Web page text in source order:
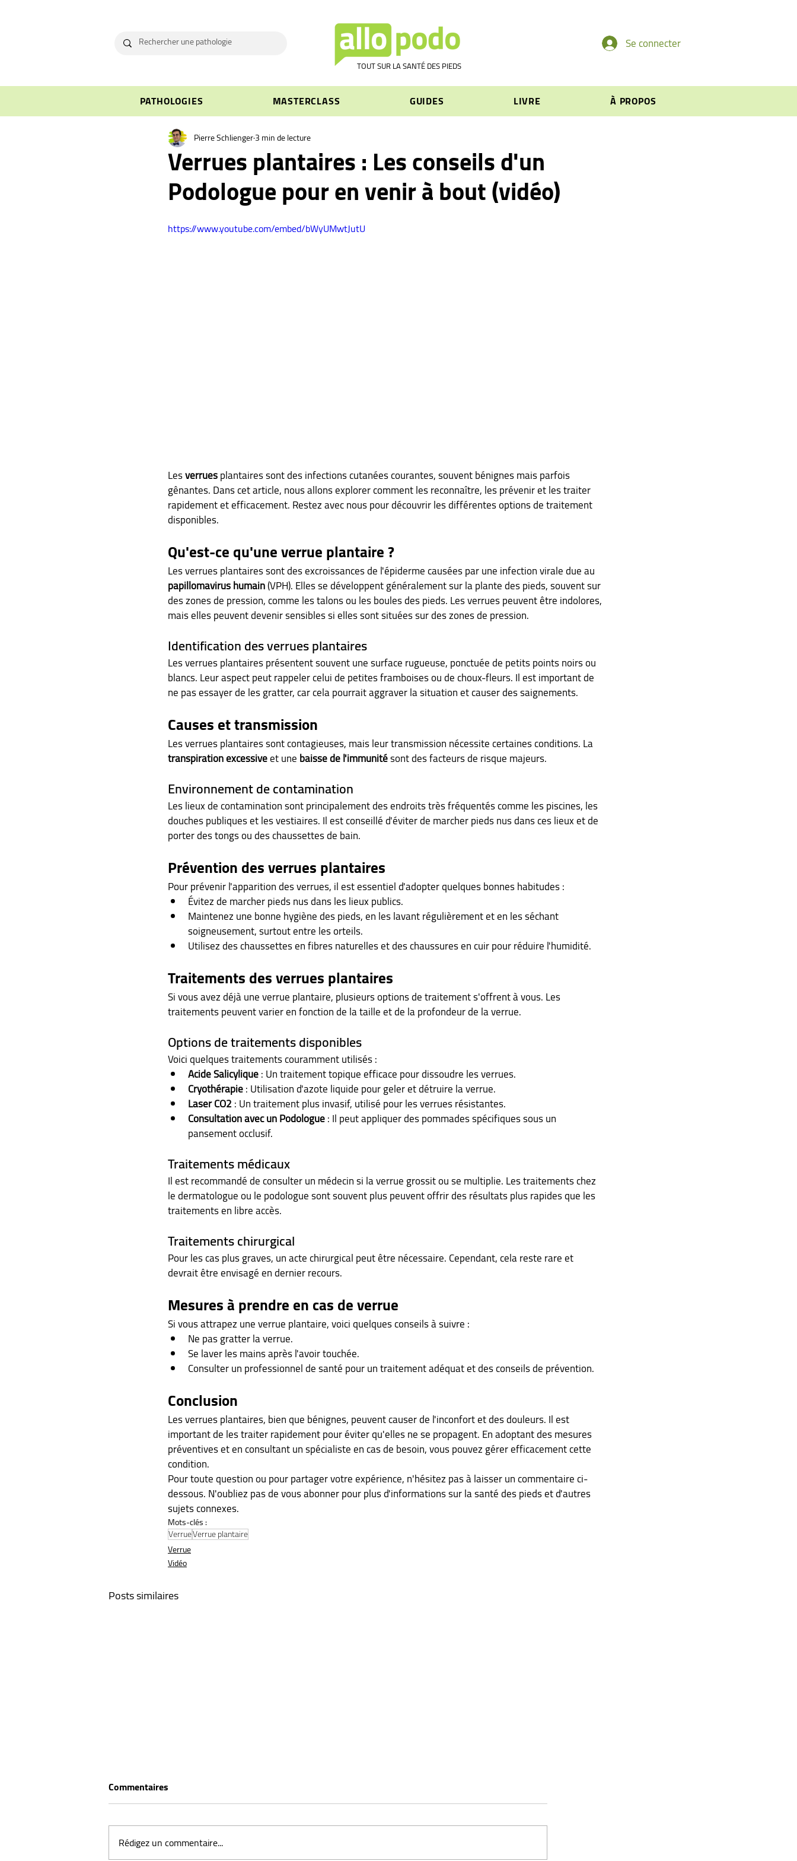
TOUT SUR LA SANTÉ DES PIEDS
Se connecter
PATHOLOGIES MASTERCLASS GUIDES LIVRE À PROPOS
Verrues plantaires : Les conseils d'un
Podologue pour en venir à bout (vidéo)
Pierre Schlienger3 min de lecture
https://www.youtube.com/embed/bWyUMwtJutU
Les verrues plantaires sont des infections cutanées courantes, souvent bénignes mais parfois
gênantes. Dans cet article, nous allons explorer comment les reconnaître, les prévenir et les traiter
rapidement et efficacement. Restez avec nous pour découvrir les différentes options de traitement
disponibles.
Qu'est-ce qu'une verrue plantaire ?
Les verrues plantaires sont des excroissances de l'épiderme causées par une infection virale due au
papillomavirus humain (VPH). Elles se développent généralement sur la plante des pieds, souvent sur
des zones de pression, comme les talons ou les boules des pieds. Les verrues peuvent être indolores,
mais elles peuvent devenir sensibles si elles sont situées sur des zones de pression.
Identification des verrues plantaires
Les verrues plantaires présentent souvent une surface rugueuse, ponctuée de petits points noirs ou
blancs. Leur aspect peut rappeler celui de petites framboises ou de choux-fleurs. Il est important de
ne pas essayer de les gratter, car cela pourrait aggraver la situation et causer des saignements.
Causes et transmission
Les verrues plantaires sont contagieuses, mais leur transmission nécessite certaines conditions. La
transpiration excessive et une baisse de l'immunité sont des facteurs de risque majeurs.
Environnement de contamination
Les lieux de contamination sont principalement des endroits très fréquentés comme les piscines, les
douches publiques et les vestiaires. Il est conseillé d'éviter de marcher pieds nus dans ces lieux et de
porter des tongs ou des chaussettes de bain.
Prévention des verrues plantaires
Pour prévenir l'apparition des verrues, il est essentiel d'adopter quelques bonnes habitudes :
Évitez de marcher pieds nus dans les lieux publics.
Maintenez une bonne hygiène des pieds, en les lavant régulièrement et en les séchant
soigneusement, surtout entre les orteils.
Utilisez des chaussettes en fibres naturelles et des chaussures en cuir pour réduire l'humidité.
Traitements des verrues plantaires
Si vous avez déjà une verrue plantaire, plusieurs options de traitement s'offrent à vous. Les
traitements peuvent varier en fonction de la taille et de la profondeur de la verrue.
Options de traitements disponibles
Voici quelques traitements couramment utilisés :
Acide Salicylique : Un traitement topique efficace pour dissoudre les verrues.
Cryothérapie : Utilisation d'azote liquide pour geler et détruire la verrue.
Laser CO2 : Un traitement plus invasif, utilisé pour les verrues résistantes.
Consultation avec un Podologue : Il peut appliquer des pommades spécifiques sous un
pansement occlusif.
Traitements médicaux
Il est recommandé de consulter un médecin si la verrue grossit ou se multiplie. Les traitements chez
le dermatologue ou le podologue sont souvent plus peuvent offrir des résultats plus rapides que les
traitements en libre accès.
Traitements chirurgical
Pour les cas plus graves, un acte chirurgical peut être nécessaire. Cependant, cela reste rare et
devrait être envisagé en dernier recours.
Mesures à prendre en cas de verrue
Si vous attrapez une verrue plantaire, voici quelques conseils à suivre :
Ne pas gratter la verrue.
Se laver les mains après l'avoir touchée.
Consulter un professionnel de santé pour un traitement adéquat et des conseils de prévention.
Conclusion
Les verrues plantaires, bien que bénignes, peuvent causer de l'inconfort et des douleurs. Il est
important de les traiter rapidement pour éviter qu'elles ne se propagent. En adoptant des mesures
préventives et en consultant un spécialiste en cas de besoin, vous pouvez gérer efficacement cette
condition.
Pour toute question ou pour partager votre expérience, n'hésitez pas à laisser un commentaire ci-
dessous. N'oubliez pas de vous abonner pour plus d'informations sur la santé des pieds et d'autres
sujets connexes.
Mots-clés :
VerrueVerrue plantaire
Verrue
Vidéo
Posts similaires
Commentaires
Rédigez un commentaire...